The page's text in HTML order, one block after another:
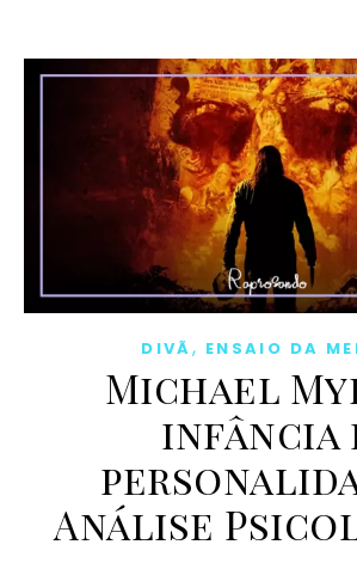
DIVÃ, ENSAIO DA
Michael
infância
Análise